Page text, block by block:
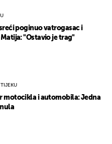
poginuo vatrogasac i
"Ostavio je trag"
motocikla i automobila: Jedna